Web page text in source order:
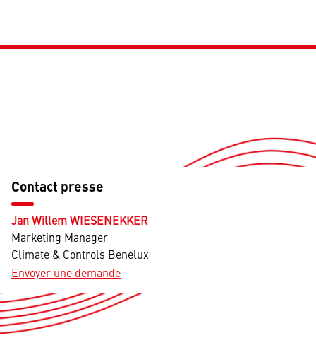
Contact presse
Jan Willem WIESENEKKER
Marketing Manager
Climate & Controls Benelux
Envoyer une demande